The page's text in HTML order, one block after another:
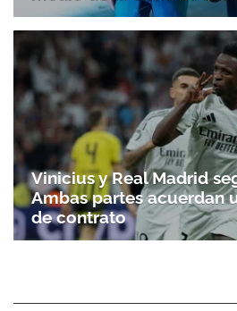
Gracias por suscribirte a
Vinicius y Real Madrid
Ambas partes acuerdan
de contrato